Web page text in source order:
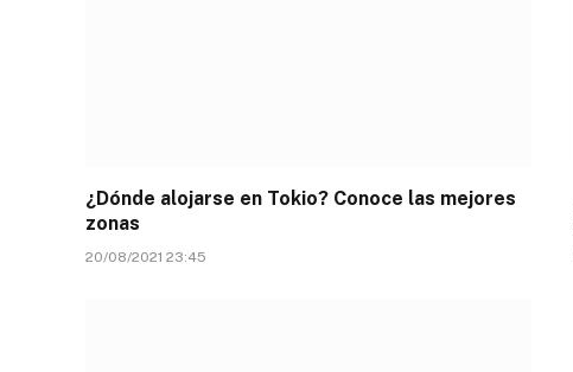
¿Dónde alojarse en Tokio? Conoce las mejores
zonas
20/08/2021 23:45